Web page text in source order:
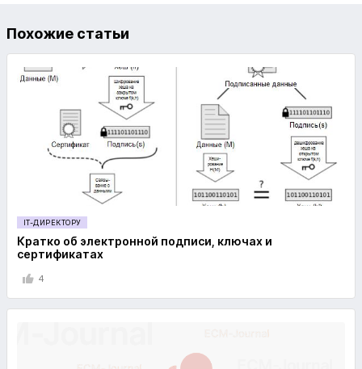
Похожие статьи
IT-ДИРЕКТОРУ
Кратко об электронной подписи, ключах и
сертификатах
4